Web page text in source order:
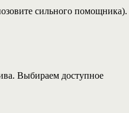
сильного помощника).